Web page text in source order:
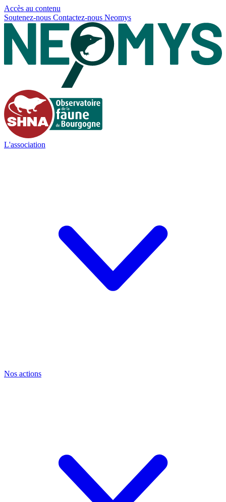
Accès au contenu
Soutenez-nous Contactez-nous Neomys
L'association
Nos actions
Panneau de gestion des cookies